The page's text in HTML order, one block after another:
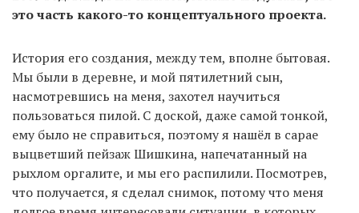
это часть какого-то концептуального проекта.
История его создания, между тем, вполне бытовая.
Мы были в деревне, и мой пятилетний сын,
насмотревшись на меня, захотел научиться
пользоваться пилой. С доской, даже самой тонкой,
ему было не справиться, поэтому я нашёл в сарае
выцветший пейзаж Шишкина, напечатанный на
рыхлом оргалите, и мы его распилили. Посмотрев,
что получается, я сделал снимок, потому что меня